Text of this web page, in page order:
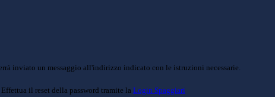
inviato un messaggio all'indirizzo indicato con le istruzioni necessarie.
il reset della password tramite la Login Spaggiari